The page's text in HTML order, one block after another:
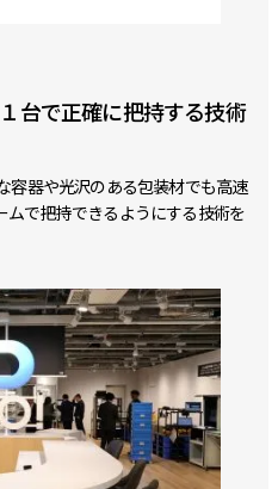
台で正確に把持する技術
容器や光沢のある包装材でも高速
で把持できるようにする技術を